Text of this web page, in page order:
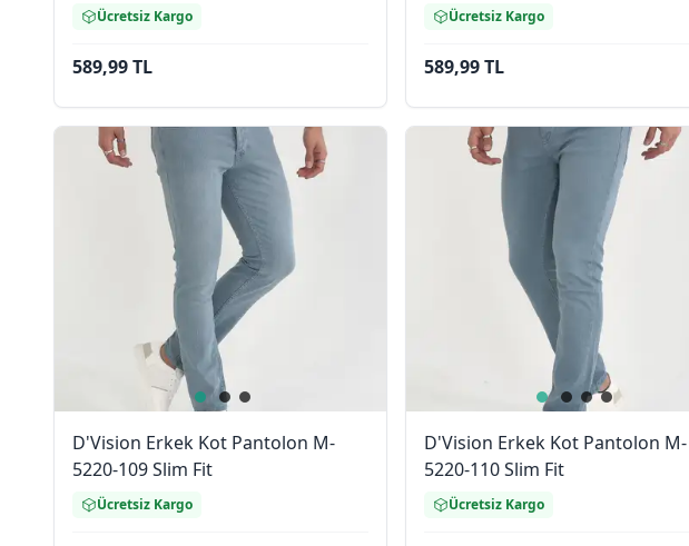
Ücretsiz Kargo
589,99 TL
Ücretsiz Kargo
589,99 TL
D'Vision Erkek Kot Pantolon M-
5220-109 Slim Fit
Ücretsiz Kargo
D'Vision Erkek Kot Pantolon M-
5220-110 Slim Fit
Ücretsiz Kargo